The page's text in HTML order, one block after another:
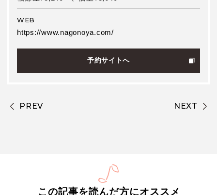
WEB
https://www.nagonoya.com/
予約サイトへ
PREV NEXT
この記事を読んだ方にオススメ